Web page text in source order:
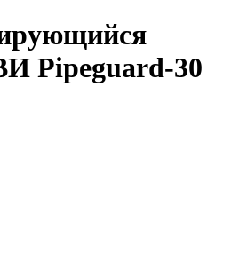
Pipeguard-30